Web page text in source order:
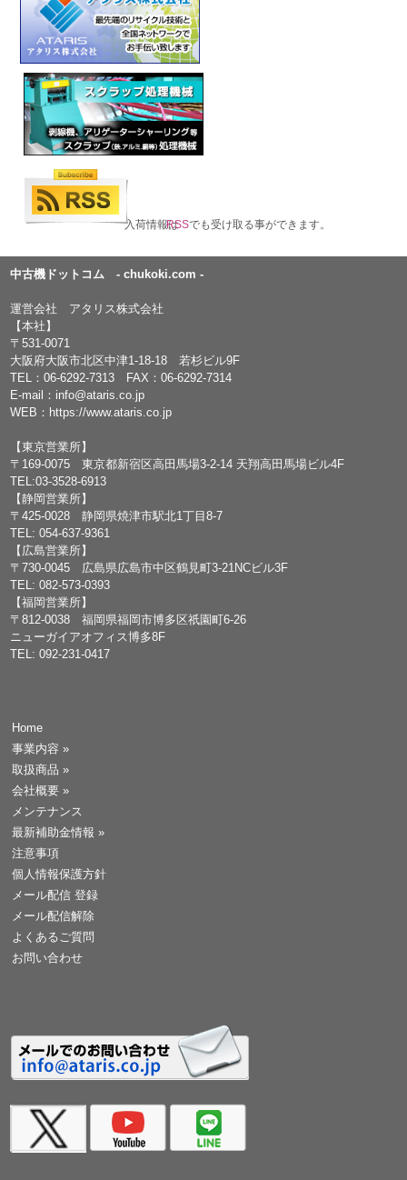
入荷情報はRSSでも受け取る事ができます。
中古機ドットコム - chukoki.com -
運営会社 アタリス株式会社
【本社】
〒531-0071
大阪府大阪市北区中津1-18-18 若杉ビル9F
TEL：06-6292-7313 FAX：06-6292-7314
E-mail： info@ataris.co.jp
WEB： https://www.ataris.co.jp
【東京営業所】
〒169-0075 東京都新宿区高田馬場3-2-14 天翔高田馬場ビル4F
TEL:03-3528-6913
【静岡営業所】
〒425-0028 静岡県焼津市駅北1丁目8-7
TEL: 054-637-9361
【広島営業所】
〒730-0045 広島県広島市中区鶴見町3-21NCビル3F
TEL: 082-573-0393
【福岡営業所】
〒812-0038 福岡県福岡市博多区祇園町6-26
ニューガイアオフィス博多8F
TEL: 092-231-0417
Home
事業内容 »
取扱商品 »
会社概要 »
メンテナンス
最新補助金情報 »
注意事項
個人情報保護方針
メール配信 登録
メール配信解除
よくあるご質問
お問い合わせ